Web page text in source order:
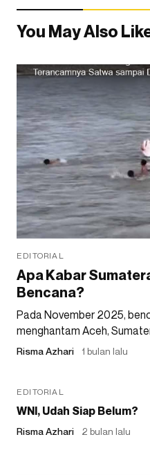
You May Also
EDITORIAL
Apa Kabar
Bencana?
Pada November 2025,
menghantam Aceh,
Risma Azhari 1 bulan lalu
EDITORIAL
WNI, Udah Siap Belum?
Risma Azhari 2 bulan lalu